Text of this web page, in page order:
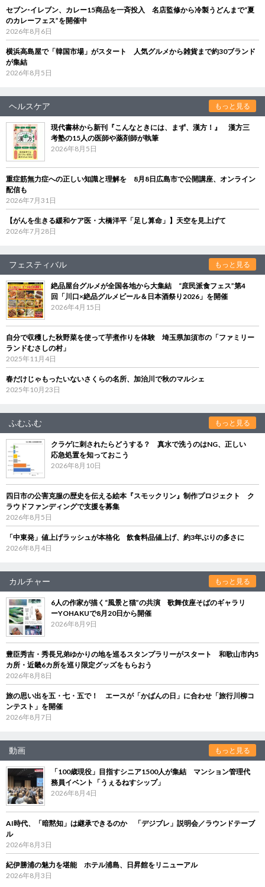
セブン‐イレブン、カレー15商品を一斉投入 名店監修から冷製うどんまで“夏
のカレーフェス”を開催中
2026年8月6日
横浜高島屋で「韓国市場」がスタート 人気グルメから雑貨まで約30ブランド
が集結
2026年8月5日
ヘルスケア もっと見る
現代書林から新刊『こんなときには、まず、漢方！』 漢方三
考塾の15人の医師や薬剤師が執筆
2026年8月5日
重症筋無力症への正しい知識と理解を 8月8日広島市で公開講座、オンライン
配信も
2026年7月31日
【がんを生きる緩和ケア医・大橋洋平「足し算命」】天空を見上げて
2026年7月28日
フェスティバル もっと見る
絶品屋台グルメが全国各地から大集結 “庶民派食フェス”第4
回「川口×絶品グルメビール＆日本酒祭り2026」を開催
2026年4月15日
自分で収穫した秋野菜を使って芋煮作りを体験 埼玉県加須市の「ファミリー
ランドむさしの村」
2025年11月4日
春だけじゃもったいないさくらの名所、加治川で秋のマルシェ
2025年10月23日
ふむふむ もっと見る
クラゲに刺されたらどうする？ 真水で洗うのはNG、正しい
応急処置を知っておこう
2026年8月10日
四日市の公害克服の歴史を伝える絵本『スモックリン』制作プロジェクト ク
ラウドファンディングで支援を募集
2026年8月5日
「中東発」値上げラッシュが本格化 飲食料品値上げ、約3年ぶりの多さに
2026年8月4日
カルチャー もっと見る
6人の作家が描く“風景と猫”の共演 歌舞伎座そばのギャラリ
ーYOHAKUで8月20日から開催
2026年8月9日
豊臣秀吉・秀長兄弟ゆかりの地を巡るスタンプラリーがスタート 和歌山市内5
カ所・近畿6カ所を巡り限定グッズをもらおう
2026年8月8日
旅の思い出を五・七・五で！ エースが「かばんの日」に合わせ「旅行川柳コ
ンテスト」を開催
2026年8月7日
動画 もっと見る
「100歳現役」目指すシニア1500人が集結 マンション管理代
務員イベント「うぇるねすシップ」
2026年8月4日
AI時代、「暗黙知」は継承できるのか 「デジブレ」説明会／ラウンドテーブ
ル
2026年8月3日
紀伊勝浦の魅力を堪能 ホテル浦島、日昇館をリニューアル
2026年8月3日